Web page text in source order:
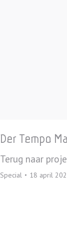
Der Tempo
Terug naar
Special 18 april